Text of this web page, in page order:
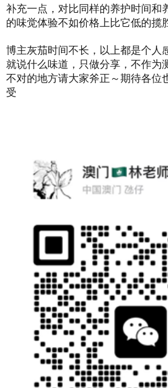
补充一点，对比同样的养护时间和
的味觉体验不如价格上比它低的揽
博主灰茄时间不长，以上都是个人
就说什么味道，只做分享，不作为
不对的地方请大家斧正～期待各位
受